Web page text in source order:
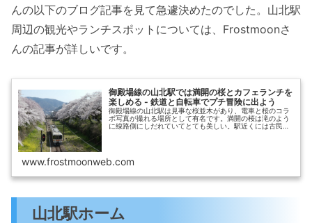
んの以下のブログ記事を見て急遽決めたのでした。山北駅
周辺の観光やランチスポットについては、Frostmoonさ
んの記事が詳しいです。
御殿場線の山北駅では満開の桜とカフェランチを
楽しめる - 鉄道と自転車でプチ冒険に出よう
御殿場線の山北駅は見事な桜並木があり、電車と桜のコラ
ボ写真が撮れる場所として有名です。満開の桜は滝のよう
に線路側にしだれていてとても美しい。駅近くには古民家
www.frostmoonweb.com
山北駅ホーム